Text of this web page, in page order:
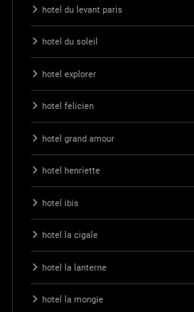
hotel du levant paris
hotel du soleil
hotel explorer
hotel felicien
hotel grand amour
hotel henriette
hotel ibis
hotel la cigale
hotel la lanterne
hotel la mongie